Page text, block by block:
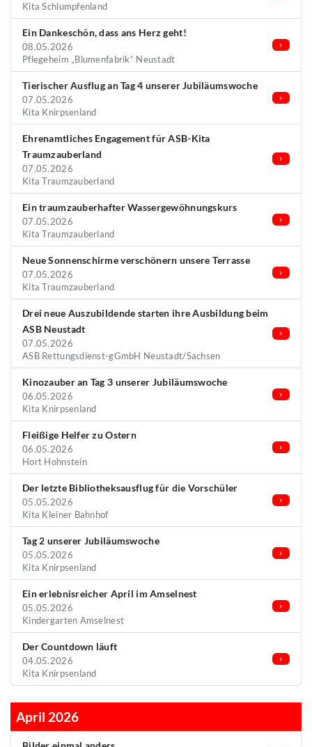
Kita Schlumpfenland
Ein Dankeschön, dass ans Herz geht!
08.05.2026
Pflegeheim „Blumenfabrik“ Neustadt
Tierischer Ausflug an Tag 4 unserer Jubiläumswoche
07.05.2026
Kita Knirpsenland
Ehrenamtliches Engagement für ASB-Kita
Traumzauberland
07.05.2026
Kita Traumzauberland
Ein traumzauberhafter Wassergewöhnungskurs
07.05.2026
Kita Traumzauberland
Neue Sonnenschirme verschönern unsere Terrasse
07.05.2026
Kita Traumzauberland
Drei neue Auszubildende starten ihre Ausbildung beim
ASB Neustadt
07.05.2026
ASB Rettungsdienst-gGmbH Neustadt/Sachsen
Kinozauber an Tag 3 unserer Jubiläumswoche
06.05.2026
Kita Knirpsenland
Fleißige Helfer zu Ostern
06.05.2026
Hort Hohnstein
Der letzte Bibliotheksausflug für die Vorschüler
05.05.2026
Kita Kleiner Bahnhof
Tag 2 unserer Jubiläumswoche
05.05.2026
Kita Knirpsenland
Ein erlebnisreicher April im Amselnest
05.05.2026
Kindergarten Amselnest
Der Countdown läuft
04.05.2026
Kita Knirpsenland
April 2026